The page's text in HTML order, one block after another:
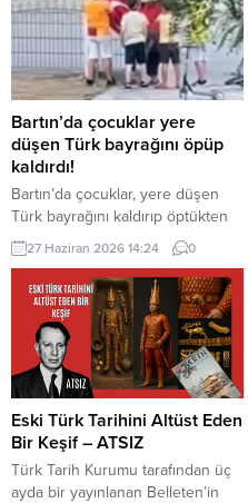
Bartın’da çocuklar yere
düşen Türk bayrağını öpüp
kaldırdı!
Bartın’da çocuklar, yere düşen
Türk bayrağını kaldırıp öptükten
sonra gelen itfaiye ekiplerinin de
yardımıyla göndere çekti. O anlar
cep telefonu kamerası tarafından
kaydedildi. Yerden kaldırıp öptüler
Kemerköprü Mahallesi’nde dün
akşam saatlerinde Cumhuriyet
Parkı içerisindeki direkte bulunan
Türk bayrağı rüzgar nedeniyle
ipinin kopmasıyla yere düştü. Bu
sırada parkta oynayan çocuklar
yere...
27 Haziran 2026 14:24 0
Eski Türk Tarihini Altüst Eden
Bir Keşif – ATSIZ
Türk Tarih Kurumu tarafından üç
ayda bir yayınlanan Belleten’in